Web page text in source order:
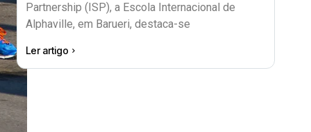
Partnership (ISP), a Escola Internacional de
Alphaville, em Barueri, destaca-se
Ler artigo